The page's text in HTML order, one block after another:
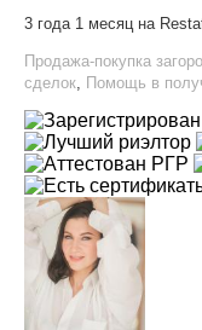
3 года 1 месяц на
Продажа-покупка
сделок, Помощь в